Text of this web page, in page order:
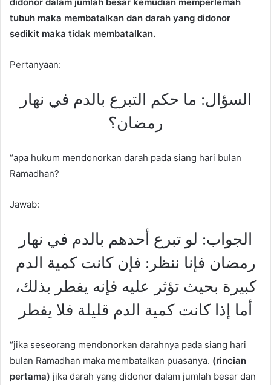
tubuh maka membatalkan dan darah yang didonor
sedikit maka tidak membatalkan.
Pertanyaan:
السؤال: ما حكم التبرع بالدم في نهار
رمضان؟
“apa hukum mendonorkan darah pada siang hari bulan
Ramadhan?
Jawab:
الجواب: لو تبرع أحدهم بالدم في نهار
رمضان فإنا ننظر: فإن كانت كمية الدم
كبيرة بحيث تؤثر عليه فإنه يفطر بذلك،
أما إذا كانت كمية الدم قليلة فلا يفطر
“jika seseorang mendonorkan darahnya pada siang hari
bulan Ramadhan maka membatalkan puasanya. (rincian
pertama) jika darah yang didonor dalam jumlah besar dan